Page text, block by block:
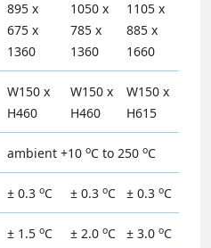
895 x
675 x
1360
1050 x
785 x
1360
1105 x
885 x
1660
W150 x
H460
W150 x
H460
W150 x
H615
ambient +10 oC to 250 oC
± 0.3 oC ± 0.3 oC ± 0.3 oC
± 1.5 oC ± 2.0 oC ± 3.0 oC